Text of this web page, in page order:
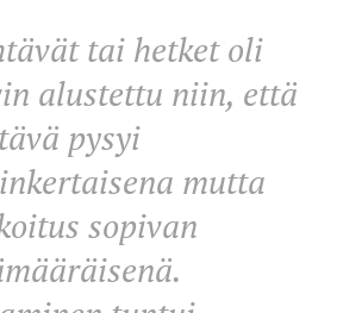
tai hetket oli
alustettu niin, että
pysyi
mutta
sopivan